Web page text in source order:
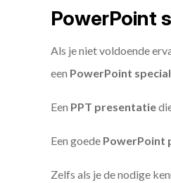
PowerPoint
Als je niet voldoende
een PowerPoint
Een PPT presentatie
Een goede PowerPoint
Zelfs als je de nodige